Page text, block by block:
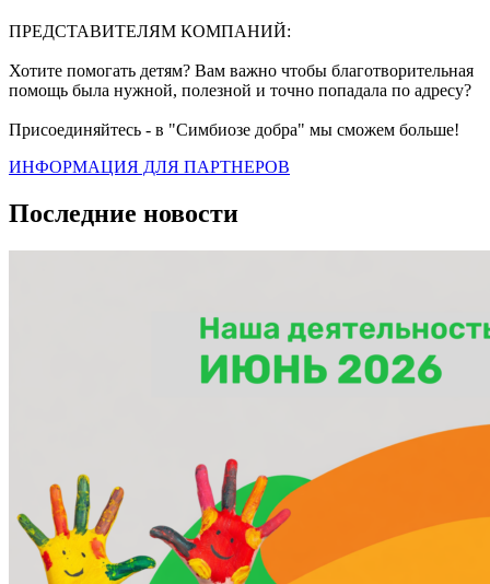
ПРЕДСТАВИТЕЛЯМ КОМПАНИЙ:
Хотите помогать детям? Вам важно чтобы благотворительная
помощь была нужной, полезной и точно попадала по адресу?
Присоединяйтесь - в "Симбиозе добра" мы сможем больше!
ИНФОРМАЦИЯ ДЛЯ ПАРТНЕРОВ
Последние новости